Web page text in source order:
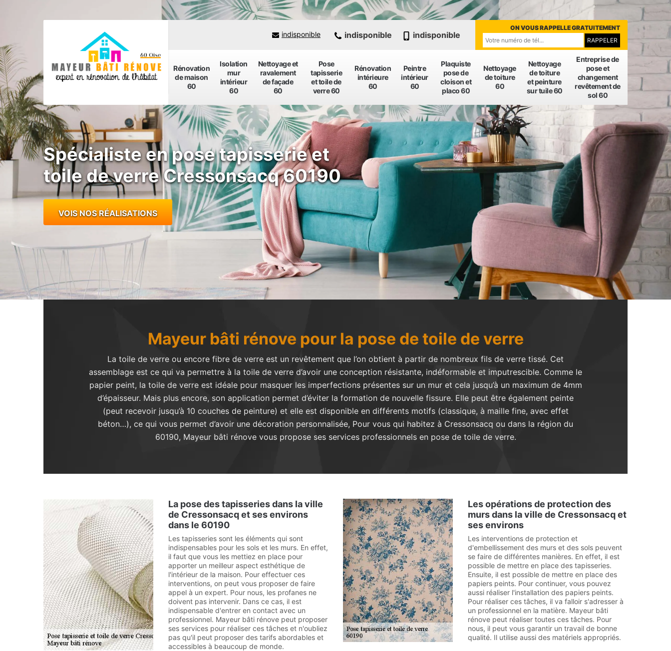
Rénovation
de maison
60
Isolation
mur
intérieur
60
Nettoyage et
ravalement
de façade
60
Pose
tapisserie
et toile de
verre 60
Rénovation
intérieure
60
Peintre
intérieur
60
Plaquiste
pose de
cloison et
placo 60
Nettoyage
de toiture
60
Nettoyage
de toiture
et peinture
sur tuile 60
Entreprise de
pose et
changement
revêtement de
sol 60
indisponible indisponible indisponible
ON VOUS RAPPELLE GRATUITEMENT
Spécialiste en pose tapisserie et
toile de verre Cressonsacq 60190
VOIS NOS RÉALISATIONS
Mayeur bâti rénove pour la pose de toile de verre
La toile de verre ou encore fibre de verre est un revêtement que l’on obtient à partir de nombreux fils de verre tissé. Cet
assemblage est ce qui va permettre à la toile de verre d’avoir une conception résistante, indéformable et imputrescible. Comme le
papier peint, la toile de verre est idéale pour masquer les imperfections présentes sur un mur et cela jusqu’à un maximum de 4mm
d’épaisseur. Mais plus encore, son application permet d’éviter la formation de nouvelle fissure. Elle peut être également peinte
(peut recevoir jusqu’à 10 couches de peinture) et elle est disponible en différents motifs (classique, à maille fine, avec effet
béton…), ce qui vous permet d’avoir une décoration personnalisée, Pour vous qui habitez à Cressonsacq ou dans la région du
60190, Mayeur bâti rénove vous propose ses services professionnels en pose de toile de verre.
La pose des tapisseries dans la ville
de Cressonsacq et ses environs
dans le 60190
Les tapisseries sont les éléments qui sont
indispensables pour les sols et les murs. En effet,
il faut que vous les mettiez en place pour
apporter un meilleur aspect esthétique de
l'intérieur de la maison. Pour effectuer ces
interventions, on peut vous proposer de faire
appel à un expert. Pour nous, les profanes ne
doivent pas intervenir. Dans ce cas, il est
indispensable d'entrer en contact avec un
professionnel. Mayeur bâti rénove peut proposer
ses services pour réaliser ces tâches et n'oubliez
pas qu'il peut proposer des tarifs abordables et
accessibles à beaucoup de monde.
Les opérations de protection des
murs dans la ville de Cressonsacq et
ses environs
Les interventions de protection et
d'embellissement des murs et des sols peuvent
se faire de différentes manières. En effet, il est
possible de mettre en place des tapisseries.
Ensuite, il est possible de mettre en place des
papiers peints. Pour continuer, vous pouvez
aussi réaliser l'installation des papiers peints.
Pour réaliser ces tâches, il va falloir s'adresser à
un professionnel en la matière. Mayeur bâti
rénove peut réaliser toutes ces tâches. Pour
nous, il peut vous garantir un travail de bonne
qualité. Il utilise aussi des matériels appropriés.